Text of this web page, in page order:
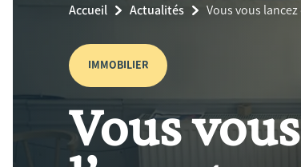
Breadcrumb
Accueil Actualités
Current
Vous vous
IMMOBILIER
Vous